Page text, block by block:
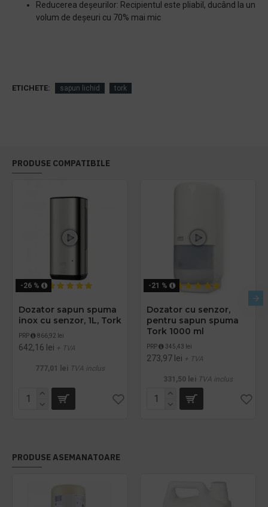
Reducerea deșeurilor: Recipientul este pliabil, ducând la un
volum de deșeuri cu 70% mai mic
ETICHETE: sapun lichid tork
PRODUSE COMPATIBILE
-26 %
Dozator sapun spuma
inox cu senzor, 1L, Tork
PRP 866,92 lei
642,16 lei + TVA
777,01 lei TVA inclus
-21 %
Dozator cu senzor,
pentru sapun spuma
Tork 1000 ml
PRP 345,43 lei
273,97 lei + TVA
331,50 lei TVA inclus
PRODUSE ASEMANATOARE